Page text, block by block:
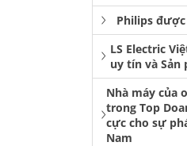
Philips
LS Electric
uy tín và
Nhà máy của
trong Top
cực cho sự
Nam